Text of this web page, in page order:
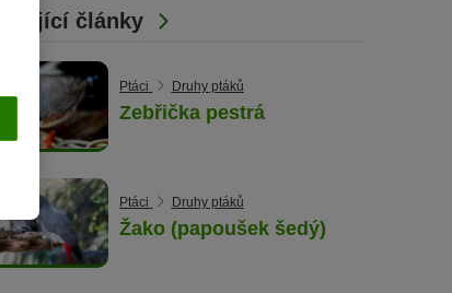
články
Ptáci Druhy ptáků
Zebřička pestrá
Ptáci Druhy ptáků
Žako (papoušek šedý)